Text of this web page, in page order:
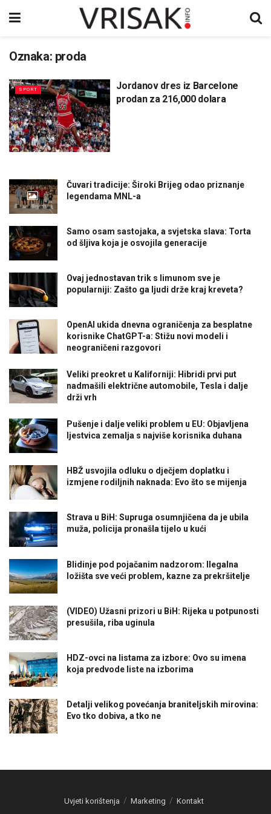
Oznaka: proda
SPORT
Jordanov dres iz Barcelone
prodan za 216,000 dolara
Čuvari tradicije: Široki Brijeg odao priznanje
legendama MNL-a
Samo osam sastojaka, a svjetska slava: Torta
od šljiva koja je osvojila generacije
Ovaj jednostavan trik s limunom sve je
popularniji: Zašto ga ljudi drže kraj kreveta?
OpenAI ukida dnevna ograničenja za besplatne
korisnike ChatGPT-a: Stižu novi modeli i
neograničeni razgovori
Veliki preokret u Kaliforniji: Hibridi prvi put
nadmašili električne automobile, Tesla i dalje
drži vrh
Pušenje i dalje veliki problem u EU: Objavljena
ljestvica zemalja s najviše korisnika duhana
HBŽ usvojila odluku o dječjem doplatku i
izmjene rodiljnih naknada: Evo što se mijenja
Strava u BiH: Supruga osumnjičena da je ubila
muža, policija pronašla tijelo u kući
Blidinje pod pojačanim nadzorom: Ilegalna
ložišta sve veći problem, kazne za prekršitelje
(VIDEO) Užasni prizori u BiH: Rijeka u potpunosti
presušila, riba uginula
HDZ-ovci na listama za izbore: Ovo su imena
koja predvode liste na izborima
Detalji velikog povećanja braniteljskih mirovina:
Evo tko dobiva, a tko ne
Uvjeti korištenja Marketing Kontakt